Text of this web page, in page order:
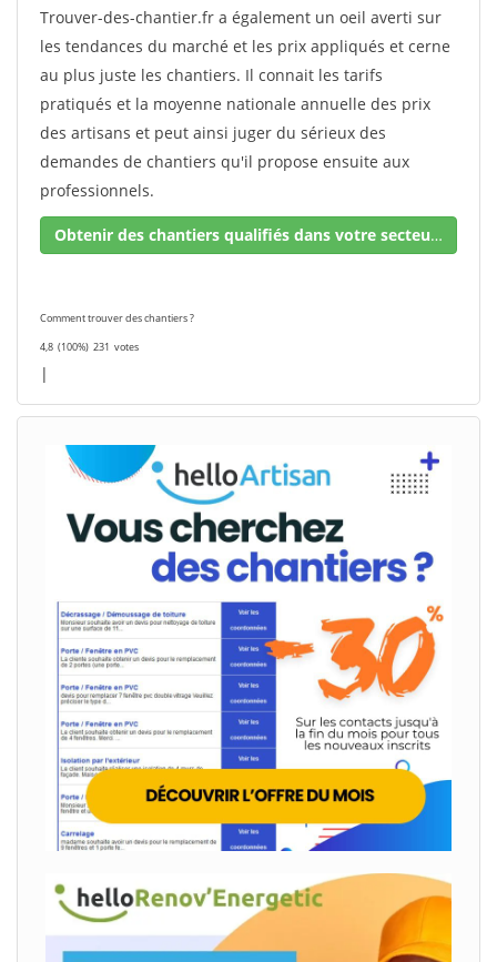
Trouver-des-chantier.fr a également un oeil averti sur
les tendances du marché et les prix appliqués et cerne
au plus juste les chantiers. Il connait les tarifs
pratiqués et la moyenne nationale annuelle des prix
des artisans et peut ainsi juger du sérieux des
demandes de chantiers qu'il propose ensuite aux
professionnels.
Obtenir des chantiers qualifiés dans votre secteur !
Comment trouver des chantiers ?
4,8 (100%) 231 votes
|